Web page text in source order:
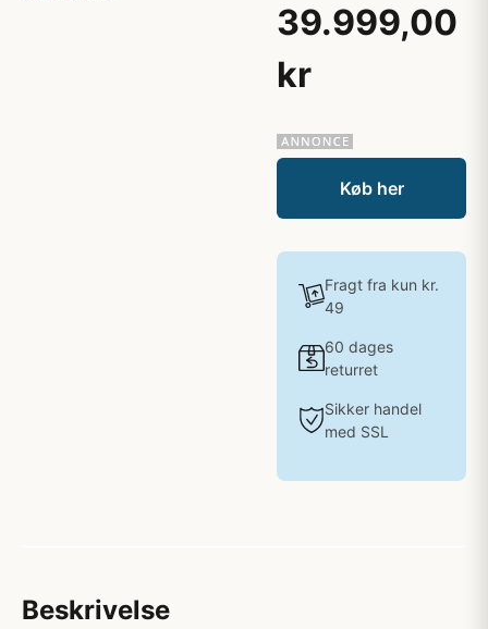
39.999,00
kr
Køb her
Fragt fra kun kr.
49
60 dages
returret
Sikker handel
med SSL
Beskrivelse